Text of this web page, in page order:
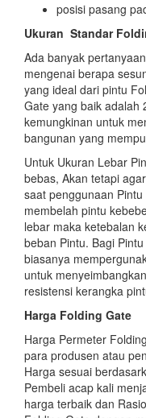
posisi pasang
Ukuran Standar
Ada banyak
mengenai berapa
yang ideal dari pintu
Gate yang baik adalah
kemungkinan untuk
bangunan yang
Untuk Ukuran Lebar
bebas, Akan tetapi
saat penggunaan
membelah pintu
lebar maka ketebalan
beban Pintu. Bagi
biasanya
untuk
resistensi kerangka
Harga Folding Gate
Harga Permeter
para produsen atau
Harga sesuai
Pembeli acap kali
harga terbaik dan